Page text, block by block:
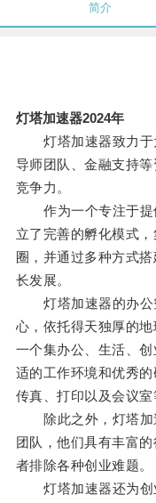
简介
灯塔加速器2024年
灯塔加速器致力于
导师团队、金融支持
竞争力。
作为一个专注于提
立了完善的孵化模式
圈，并通过多种方式
长发展。
灯塔加速器的办公
心，依托得天独厚的
一个集办公、生活、
适的工作环境和优秀的
传真、打印以及会议室
除此之外，灯塔加
团队，他们具有丰富
者排除各种创业难题。
灯塔加速器还为创